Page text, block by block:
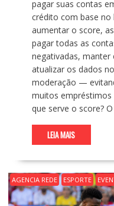
pagar suas contas
crédito com base no
aumentar o score,
pagar todas as
negativadas,
atualizar os dados
moderação —
muitos empréstimos
que serve o score?
LEIA MAIS
AGENCIA REDE ESPORTE